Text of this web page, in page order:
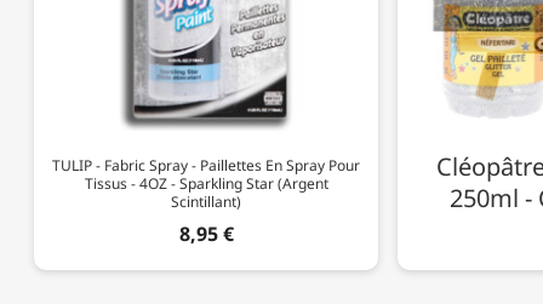
TULIP - Fabric Spray - Paillettes En Spray Pour
Tissus - 4OZ - Sparkling Star (Argent
Scintillant)
8,95 €
250ml -